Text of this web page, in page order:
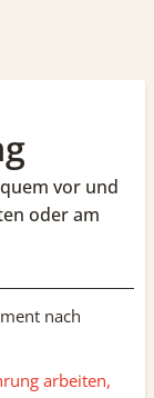
vor und
oder am
nach
arbeiten,